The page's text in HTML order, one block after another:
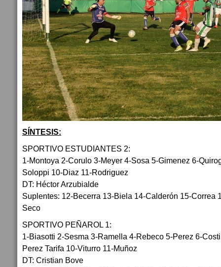
SÍNTESIS:
SPORTIVO ESTUDIANTES 2:
1-Montoya 2-Corulo 3-Meyer 4-Sosa 5-Gimenez 6-
Soloppi 10-Diaz 11-Rodriguez
DT: Héctor Arzubialde
Suplentes: 12-Becerra 13-Biela 14-Calderón 15-Correa
Seco
SPORTIVO PEÑAROL 1:
1-Biasotti 2-Sesma 3-Ramella 4-Rebeco 5-Perez 6-
Perez Tarifa 10-Viturro 11-Muñoz
DT: Cristian Bove